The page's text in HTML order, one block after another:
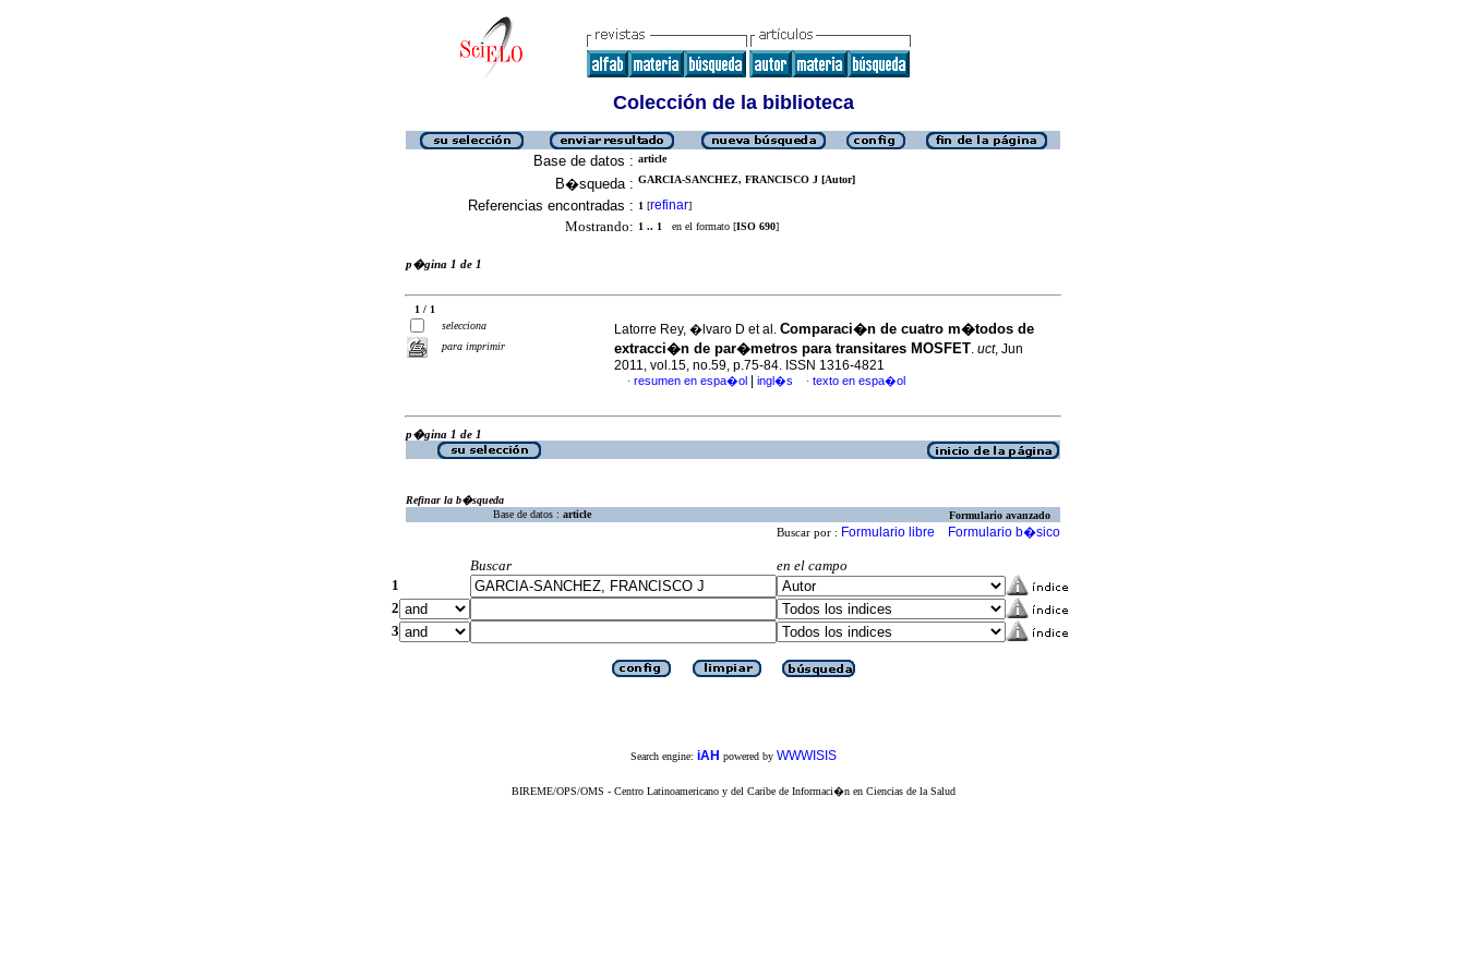
Colección de la biblioteca
Base de datos : article
B�squeda : GARCIA-SANCHEZ, FRANCISCO J [Autor]
Referencias encontradas : 1 [refinar]
Mostrando: 1 .. 1 en el formato [ISO 690]
p�gina 1 de 1
1 / 1
selecciona
para imprimir
Latorre Rey, �lvaro D et al. Comparaci�n de cuatro m�todos de
extracci�n de par�metros para transitares MOSFET. uct, Jun
2011, vol.15, no.59, p.75-84. ISSN 1316-4821
· resumen en espa�ol ingl�s · texto en espa�ol
p�gina 1 de 1
Refinar la b�squeda
Base de datos : article Formulario avanzado
Buscar por : Formulario libre Formulario b�sico
Buscar
en el campo
1
2
3
Search engine: iAH powered by WWWISIS
BIREME/OPS/OMS - Centro Latinoamericano y del Caribe de Informaci�n en Ciencias de la Salud